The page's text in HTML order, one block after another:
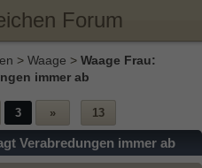
Forum
> Waage > Waage Frau:
immer ab
3 » 13
Verabredungen immer ab